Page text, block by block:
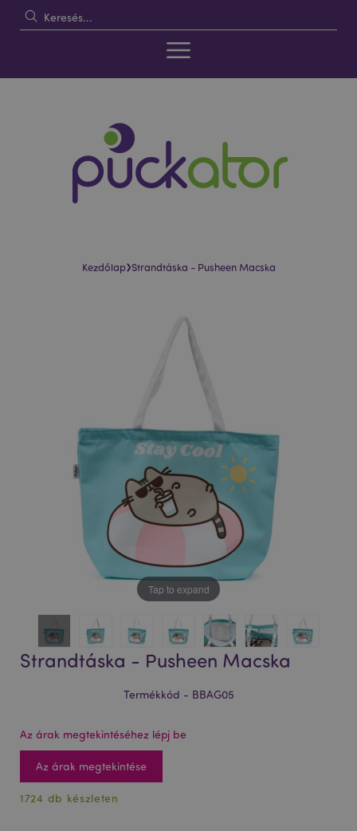
Kezdőlap›Strandtáska - Pusheen Macska
Tap to expand
Strandtáska - Pusheen Macska
Termékkód - BBAG05
Az árak megtekintéséhez lépj be
Az árak megtekintése
1724 db készleten